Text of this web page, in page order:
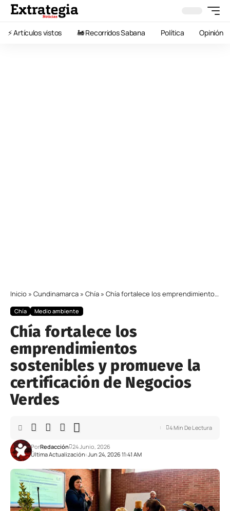
⚡️ Artículos vistos 🚂 Recorridos Sabana Política Opinión
Inicio » Cundinamarca » Chía » Chía fortalece los emprendimientos sostenibles y promueve la certificación de Negocios Verdes
Chía Medio ambiente
Chía fortalece los
emprendimientos
sostenibles y promueve la
certificación de Negocios
Verdes
Última Actualización: Jun 24, 2026 11:41 AM
PorRedacción 24 Junio, 2026
4 Min De Lectura